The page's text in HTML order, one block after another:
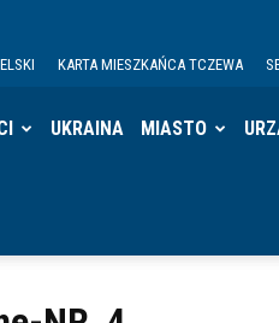
KARTA MIESZKAŃCA TCZEWA
UKRAINA MIASTO